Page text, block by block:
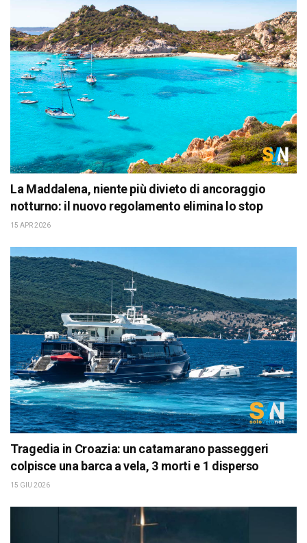
La Maddalena, niente più divieto di ancoraggio
notturno: il nuovo regolamento elimina lo stop
15 APR 2026
Tragedia in Croazia: un catamarano passeggeri
colpisce una barca a vela, 3 morti e 1 disperso
15 GIU 2026